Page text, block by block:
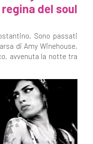
del soul
Sono passati
di Amy Winehouse,
avvenuta la notte tra